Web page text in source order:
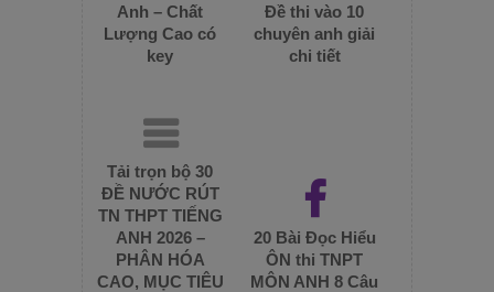
Anh – Chất
Lượng Cao có
key
Đề thi vào 10
chuyên anh giải
chi tiết
Tải trọn bộ 30
ĐỀ NƯỚC RÚT
TN THPT TIẾNG
ANH 2026 –
PHÂN HÓA
CAO, MỤC TIÊU
20 Bài Đọc Hiểu
ÔN thi TNPT
MÔN ANH 8 Câu